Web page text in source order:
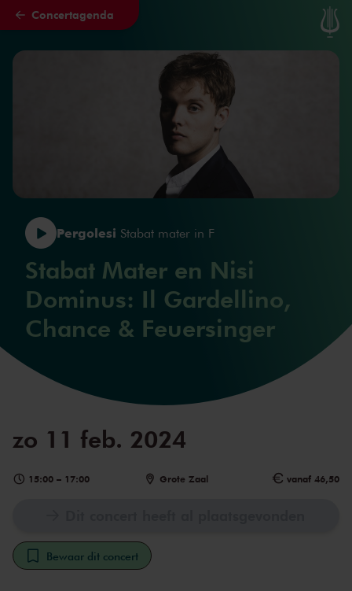
Naar hoofdcontent
Concertagenda
Pergolesi Stabat mater in F
Stabat Mater en Nisi
Dominus: Il Gardellino,
Chance & Feuersinger
zo 11 feb. 2024
15:00 – 17:00 Grote Zaal vanaf 46,50
Bewaar dit concert